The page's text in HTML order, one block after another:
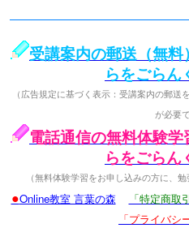
受講案内の郵送（無
らをごらん
（広告規定に基づく表示：受講案内の郵
が必要で
電話通信の無料体験
らをごらん
（無料体験学習をお申し込みの方に、
●Online教室 言葉の森
「特定商取
「プライバシ